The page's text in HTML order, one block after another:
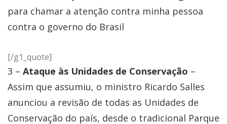
para chamar a atenção contra minha pessoa
contra o governo do Brasil
[/g1_quote]
3 – Ataque às Unidades de Conservação –
Assim que assumiu, o ministro Ricardo Salles
anunciou a revisão de todas as Unidades de
Conservação do país, desde o tradicional Parque